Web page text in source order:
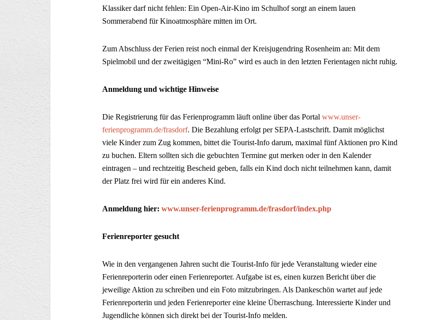
Klassiker darf nicht fehlen: Ein Open-Air-Kino im Schulhof sorgt an einem lauen
Sommerabend für Kinoatmosphäre mitten im Ort.
Zum Abschluss der Ferien reist noch einmal der Kreisjugendring Rosenheim an: Mit dem
Spielmobil und der zweitägigen “Mini-Ro” wird es auch in den letzten Ferientagen nicht ruhig.
Anmeldung und wichtige Hinweise
Die Registrierung für das Ferienprogramm läuft online über das Portal www.unser-
ferienprogramm.de/frasdorf. Die Bezahlung erfolgt per SEPA-Lastschrift. Damit möglichst
viele Kinder zum Zug kommen, bittet die Tourist-Info darum, maximal fünf Aktionen pro Kind
zu buchen. Eltern sollten sich die gebuchten Termine gut merken oder in den Kalender
eintragen – und rechtzeitig Bescheid geben, falls ein Kind doch nicht teilnehmen kann, damit
der Platz frei wird für ein anderes Kind.
Anmeldung hier: www.unser-ferienprogramm.de/frasdorf/index.php
Ferienreporter gesucht
Wie in den vergangenen Jahren sucht die Tourist-Info für jede Veranstaltung wieder eine
Ferienreporterin oder einen Ferienreporter. Aufgabe ist es, einen kurzen Bericht über die
jeweilige Aktion zu schreiben und ein Foto mitzubringen. Als Dankeschön wartet auf jede
Ferienreporterin und jeden Ferienreporter eine kleine Überraschung. Interessierte Kinder und
Jugendliche können sich direkt bei der Tourist-Info melden.